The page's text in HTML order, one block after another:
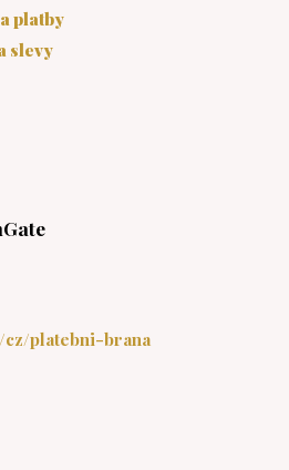
platby
slevy
cz/platebni-brana